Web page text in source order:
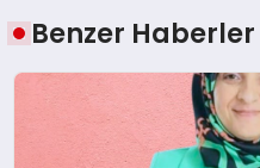
Benzer Haberler